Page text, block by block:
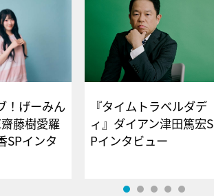
！げーみん
藤樹愛羅
SPインタ
『タイムトラベルダデ
ィ』ダイアン津田篤宏S
Pインタビュー